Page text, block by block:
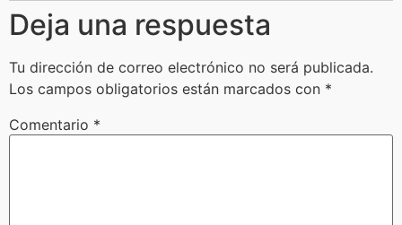
Deja una respuesta
Tu dirección de correo electrónico no será publicada.
Los campos obligatorios están marcados con *
Comentario *